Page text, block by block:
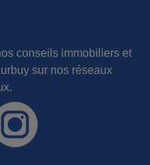
conseils immobiliers et
sur nos réseaux